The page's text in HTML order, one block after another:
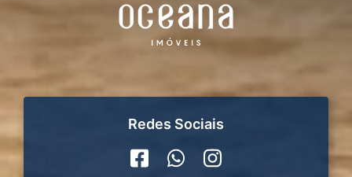
Redes Sociais